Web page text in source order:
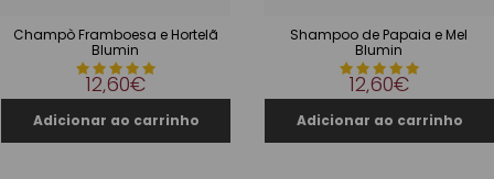
Champò Framboesa e Hortelã
Blumin
12,60€
Shampoo de Papaia e Mel
Blumin
12,60€